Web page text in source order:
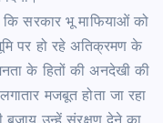
सरकार भू माफियाओं को
पर हो रहे अतिक्रमण के
के हितों की अनदेखी की
मजबूत होता जा रहा